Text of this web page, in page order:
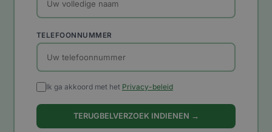
TELEFOONNUMMER
Ik ga akkoord met het Privacy-beleid
TERUGBELVERZOEK INDIENEN →